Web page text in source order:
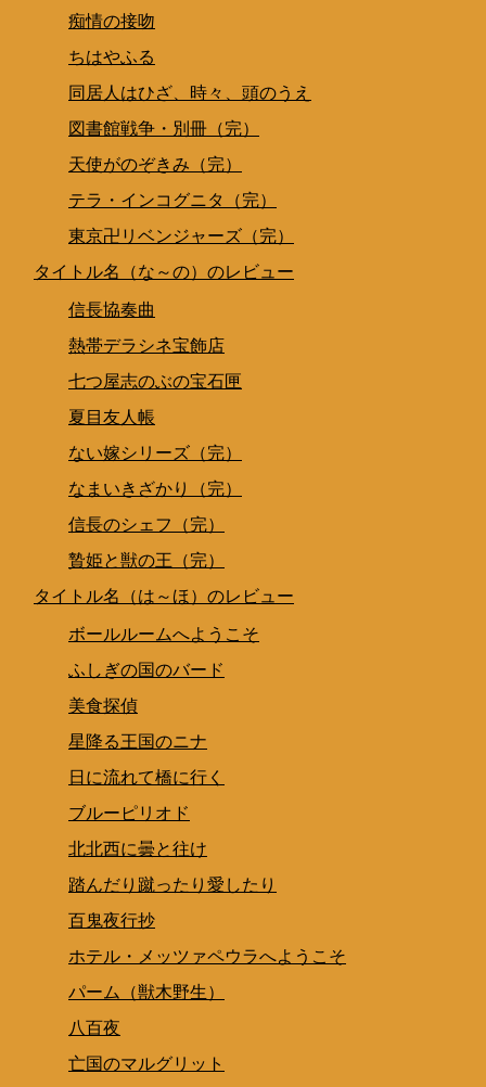
痴情の接吻
ちはやふる
同居人はひざ、時々、頭のうえ
図書館戦争・別冊（完）
天使がのぞきみ（完）
テラ・インコグニタ（完）
東京卍リベンジャーズ（完）
タイトル名（な～の）のレビュー
信長協奏曲
熱帯デラシネ宝飾店
七つ屋志のぶの宝石匣
夏目友人帳
ない嫁シリーズ（完）
なまいきざかり（完）
信長のシェフ（完）
贄姫と獣の王（完）
タイトル名（は～ほ）のレビュー
ボールルームへようこそ
ふしぎの国のバード
美食探偵
星降る王国のニナ
日に流れて橋に行く
ブルーピリオド
北北西に曇と往け
踏んだり蹴ったり愛したり
百鬼夜行抄
ホテル・メッツァペウラへようこそ
パーム（獣木野生）
八百夜
亡国のマルグリット